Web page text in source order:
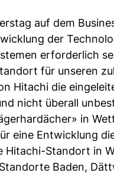
auf dem
der
erforderlich
für unseren
Hitachi die
nicht überall
in
eine Entwicklung
Standort in
Baden,